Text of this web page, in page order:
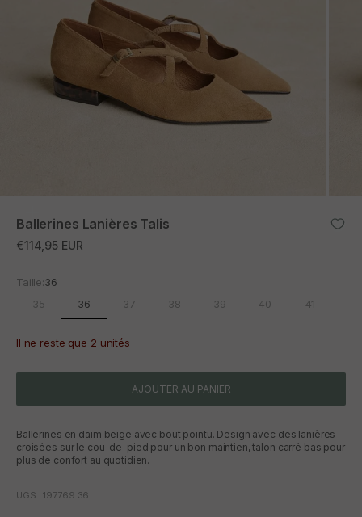
Ballerines Lanières Talis
Prix promotionnel
€114,95 EUR
Taille:36
35
36 37 38 39 40 41
Il ne reste que 2 unités
AJOUTER AU PANIER
Ballerines en daim beige avec bout pointu. Design avec des lanières
croisées sur le cou-de-pied pour un bon maintien, talon carré bas pour
plus de confort au quotidien.
UGS : 197769.36